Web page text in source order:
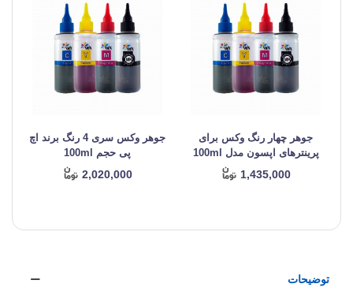
جوهر چهار رنگ وکس برای
پرینترهای اپسون مدل 100ml
1,435,000
جوهر وکس سری 4 رنگ برند اچ
پی حجم 100ml
2,020,000
توضیحات